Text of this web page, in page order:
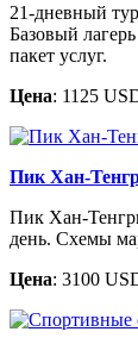
21-дневный
Базовый
пакет услуг.
Цена: 1125
Пик Хан-
Пик Хан-
день. Схемы
Цена: 3100